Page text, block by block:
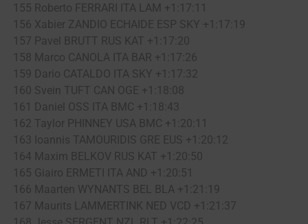
155 Roberto FERRARI ITA LAM +1:17:11
156 Xabier ZANDIO ECHAIDE ESP SKY +1:17:19
157 Pavel BRUTT RUS KAT +1:17:20
158 Marco CANOLA ITA BAR +1:17:26
159 Dario CATALDO ITA SKY +1:17:32
160 Svein TUFT CAN OGE +1:18:08
161 Daniel OSS ITA BMC +1:18:43
162 Taylor PHINNEY USA BMC +1:20:11
163 Ioannis TAMOURIDIS GRE EUS +1:20:12
164 Maxim BELKOV RUS KAT +1:20:50
165 Giairo ERMETI ITA AND +1:20:51
166 Maarten WYNANTS BEL BLA +1:21:19
167 Maurits LAMMERTINK NED VCD +1:21:37